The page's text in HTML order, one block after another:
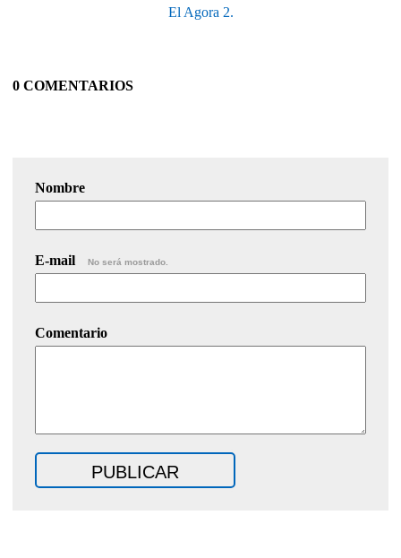
El Agora 2.
0 COMENTARIOS
Nombre
E-mail No será mostrado.
Comentario